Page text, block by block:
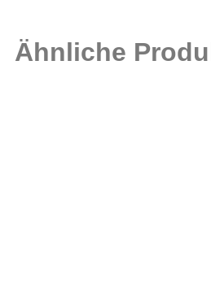
Ähnliche